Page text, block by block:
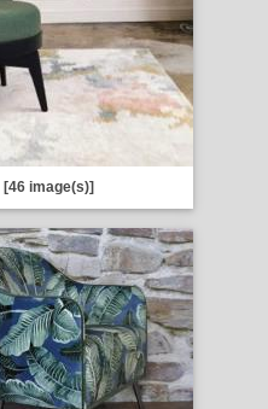
[46 image(s)]